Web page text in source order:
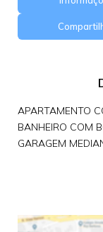
APARTAMENTO
BANHEIRO COM
GARAGEM